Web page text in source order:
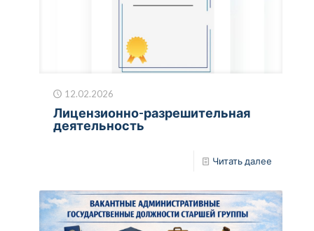
12.02.2026
Лицензионно-разрешительная
деятельность
Читать далее